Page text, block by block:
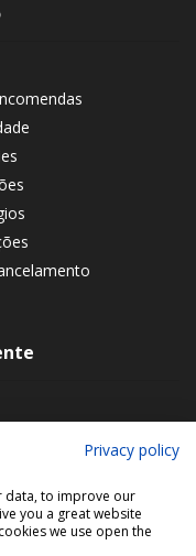
sociais
Privacy policy
data, to improve our
you a great website
we use open the